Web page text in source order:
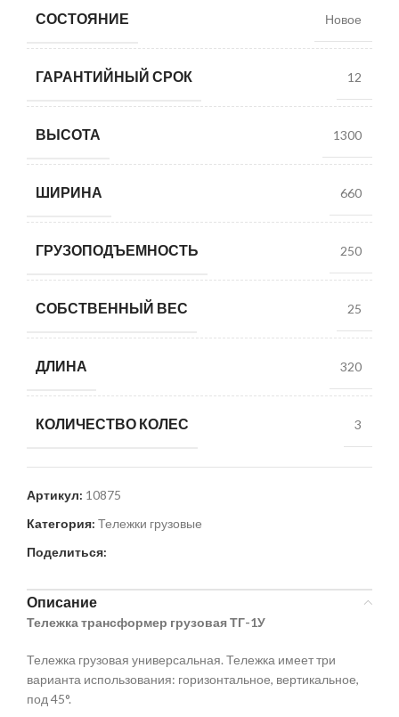
СОСТОЯНИЕ Новое
ГАРАНТИЙНЫЙ СРОК 12
ВЫСОТА 1300
ШИРИНА 660
ГРУЗОПОДЪЕМНОСТЬ 250
СОБСТВЕННЫЙ ВЕС 25
ДЛИНА 320
КОЛИЧЕСТВО КОЛЕС 3
Артикул: 10875
Категория: Тележки грузовые
Поделиться:
Описание
Тележка трансформер грузовая ТГ-1У
Тележка грузовая универсальная. Тележка имеет три
варианта использования: горизонтальное, вертикальное,
под 45°.